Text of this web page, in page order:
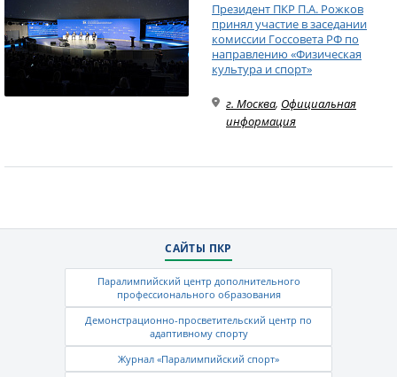
Президент ПКР П.А. Рожков
принял участие в заседании
комиссии Госсовета РФ по
направлению «Физическая
культура и спорт»
г. Москва, Официальная
информация
САЙТЫ ПКР
Паралимпийский центр дополнительного
профессионального образования
Демонстрационно-просветительский центр по
адаптивному спорту
Журнал «Паралимпийский спорт»